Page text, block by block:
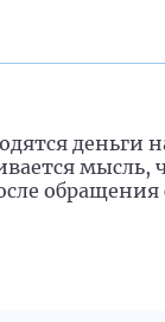
деньги
мысль,